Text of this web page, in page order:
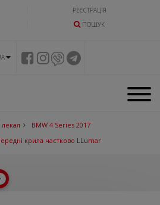
РЕЄСТРАЦІЯ
ПОШУК
лекал
BMW 4 Series 2017
крила частково LLumar